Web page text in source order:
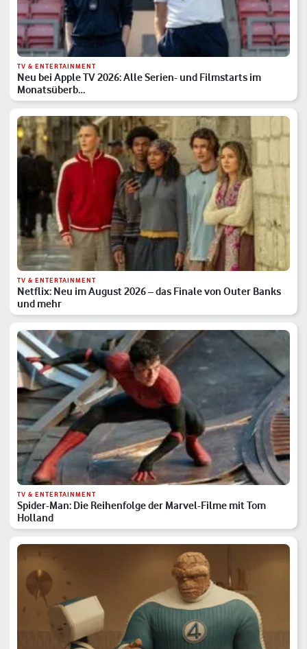
TV & ENTERTAINMENT
Neu bei Apple TV 2026: Alle Serien- und Filmstarts im
Monatsüberb…
TV & ENTERTAINMENT
Netflix: Neu im August 2026 – das Finale von Outer Banks
und mehr
TV & ENTERTAINMENT
Spider-Man: Die Reihenfolge der Marvel-Filme mit Tom
Holland